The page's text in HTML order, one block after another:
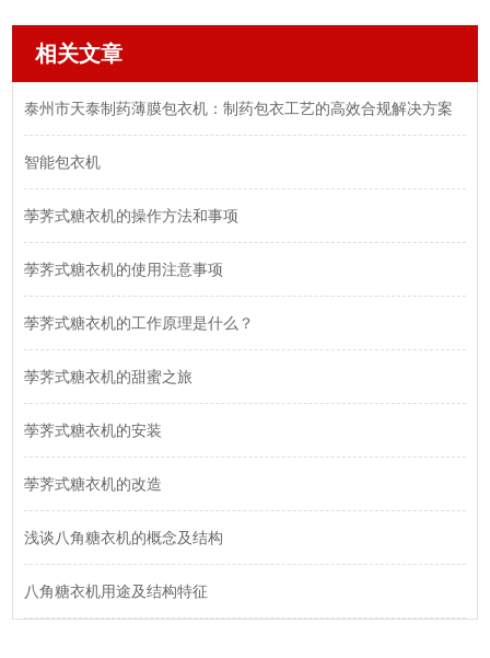
相关文章
泰州市天泰制药薄膜包衣机：制药包衣工艺的高效合规解决方案​
智能包衣机
荸荠式糖衣机的操作方法和事项
荸荠式糖衣机的使用注意事项
荸荠式糖衣机的工作原理是什么？
荸荠式糖衣机的甜蜜之旅
荸荠式糖衣机的安装
荸荠式糖衣机的改造
浅谈八角糖衣机的概念及结构
八角糖衣机用途及结构特征